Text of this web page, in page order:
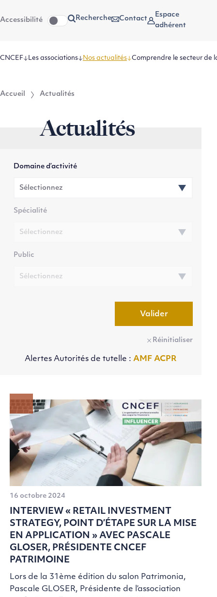
au
contenu
Accessibilité Recherche Contact
Espace
adhérent
CNCEF Les associations Nos actualités Comprendre le secteur de
Accueil Actualités
Actualités
Alertes Autorités de tutelle : AMF ACPR
Domaine d’activité
Spécialité
Public
Valider
Réinitialiser
16 octobre 2024
INTERVIEW « RETAIL INVESTMENT
STRATEGY, POINT D’ÉTAPE SUR LA MISE
EN APPLICATION » AVEC PASCALE
GLOSER, PRÉSIDENTE CNCEF
PATRIMOINE
Lors de la 31ème édition du salon Patrimonia,
Pascale GLOSER, Présidente de l’association